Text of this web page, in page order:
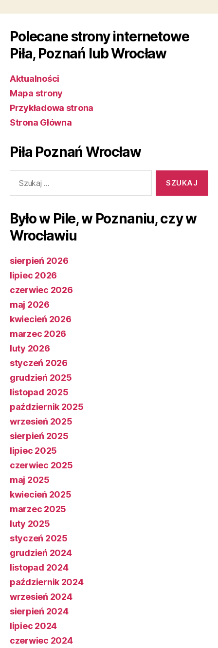
Polecane strony internetowe
Piła, Poznań lub Wrocław
Aktualności
Mapa strony
Przykładowa strona
Strona Główna
Piła Poznań Wrocław
Było w Pile, w Poznaniu, czy w
Wrocławiu
sierpień 2026
lipiec 2026
czerwiec 2026
maj 2026
kwiecień 2026
marzec 2026
luty 2026
styczeń 2026
grudzień 2025
listopad 2025
październik 2025
wrzesień 2025
sierpień 2025
lipiec 2025
czerwiec 2025
maj 2025
kwiecień 2025
marzec 2025
luty 2025
styczeń 2025
grudzień 2024
listopad 2024
październik 2024
wrzesień 2024
sierpień 2024
lipiec 2024
czerwiec 2024